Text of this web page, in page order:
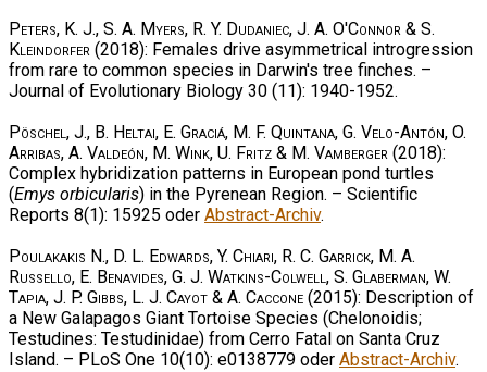
Peters, K. J., S. A. Myers, R. Y. Dudaniec, J. A. O'Connor & S.
Kleindorfer (2018): Females drive asymmetrical introgression
from rare to common species in Darwin's tree finches. –
Journal of Evolutionary Biology 30 (11): 1940-1952.
Pöschel, J., B. Heltai, E. Graciá, M. F. Quintana, G. Velo-Antón, O.
Arribas, A. Valdeón, M. Wink, U. Fritz & M. Vamberger (2018):
Complex hybridization patterns in European pond turtles
(Emys orbicularis) in the Pyrenean Region. – Scientific
Reports 8(1): 15925 oder Abstract-Archiv.
Poulakakis N., D. L. Edwards, Y. Chiari, R. C. Garrick, M. A.
Russello, E. Benavides, G. J. Watkins-Colwell, S. Glaberman, W.
Tapia, J. P. Gibbs, L. J. Cayot & A. Caccone (2015): Description of
a New Galapagos Giant Tortoise Species (Chelonoidis;
Testudines: Testudinidae) from Cerro Fatal on Santa Cruz
Island. – PLoS One 10(10): e0138779 oder Abstract-Archiv.